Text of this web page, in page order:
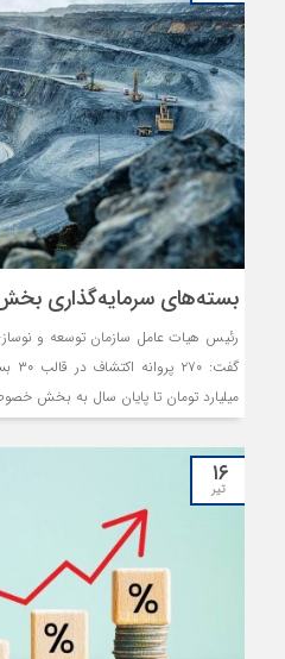
ایمن‌ترین روش استخراج زغال از معادن
است و استخراج به صورت دستی ریسک
زغال‌سنگ به‌شدت افزایش می‌دهد.
معدن‌کاری نیازمند ابزارهای نوین است
بهره‌وری را افزایش دهد.
بسته‌های سرمایه‌گذاری
رئیس هیات عامل سازمان توسعه و
میلیارد تومان تا پایان سال به بخش
۱۶
تیر